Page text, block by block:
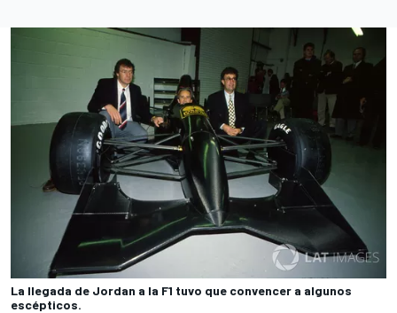
La llegada de Jordan a la F1 tuvo que convencer a algunos
escépticos.